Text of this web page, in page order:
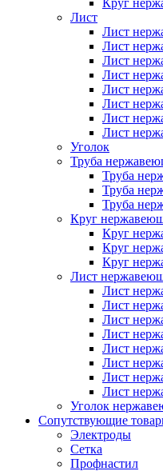
Круг
Лист
Лист
Лист
Лист
Лист
Лист
Лист
Лист
Лист
Уголок
Труба
Труба
Труба
Труба
Круг
Круг
Круг
Круг
Лист
Лист
Лист
Лист
Лист
Лист
Лист
Лист
Лист
Уголок
Cопутствующие
Электроды
Сетка
Профнастил